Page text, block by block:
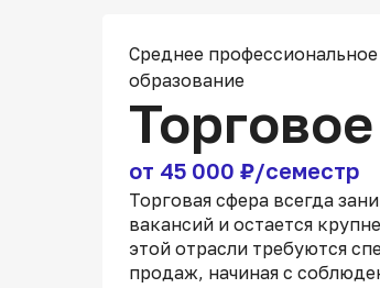
Среднее профессиональное
образование
от 45 000 ₽/семестр
Торговая сфера всегда
вакансий и остается
этой отрасли требуются
продаж, начиная с